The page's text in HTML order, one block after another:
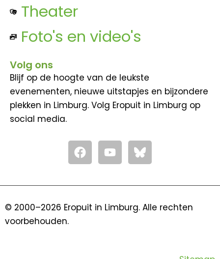
Theater
Foto's en video's
Volg ons
Blijf op de hoogte van de leukste
evenementen, nieuwe uitstapjes en bijzondere
plekken in Limburg. Volg Eropuit in Limburg op
social media.
F
a
c
e
o
Y
o
u
t
b
© 2000–2026 Eropuit in Limburg. Alle rechten
voorbehouden.